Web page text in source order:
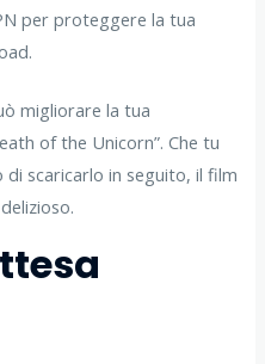
per proteggere la tua
migliorare la tua
of the Unicorn”. Che tu
di scaricarlo in seguito, il film